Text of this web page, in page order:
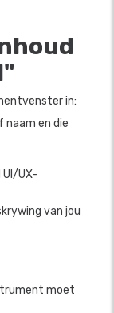
in:
naam en die
UX-
van jou
moet